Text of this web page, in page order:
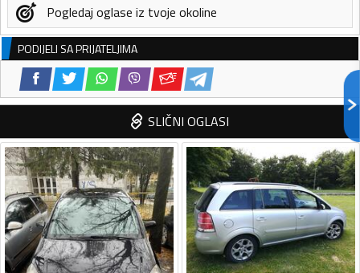
Pogledaj oglase iz tvoje okoline
PODIJELI SA PRIJATELJIMA
SLIČNI OGLASI